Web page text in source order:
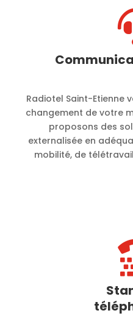
Radiotel Saint-Etienne
changement de votre
proposons des
externalisée en
mobilité, de